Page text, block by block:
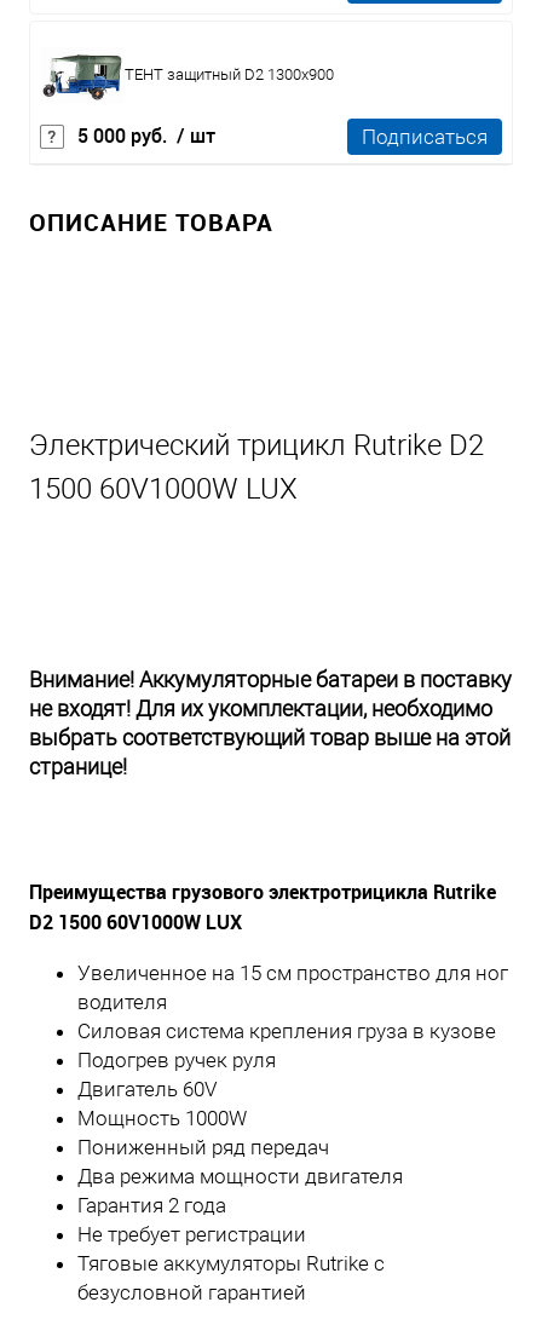
ТЕНТ защитный D2 1300x900
5 000 руб. / шт Подписаться
ОПИСАНИЕ ТОВАРА
Электрический трицикл Rutrike D2
1500 60V1000W LUX
Внимание! Аккумуляторные батареи в поставку
не входят! Для их укомплектации, необходимо
выбрать соответствующий товар выше на этой
странице!
Преимущества грузового электротрицикла Rutrike
D2 1500 60V1000W LUX
Увеличенное на 15 см пространство для ног
водителя
Силовая система крепления груза в кузове
Подогрев ручек руля
Двигатель 60V
Мощность 1000W
Пониженный ряд передач
Два режима мощности двигателя
Гарантия 2 года
Не требует регистрации
Тяговые аккумуляторы Rutrike c
безусловной гарантией